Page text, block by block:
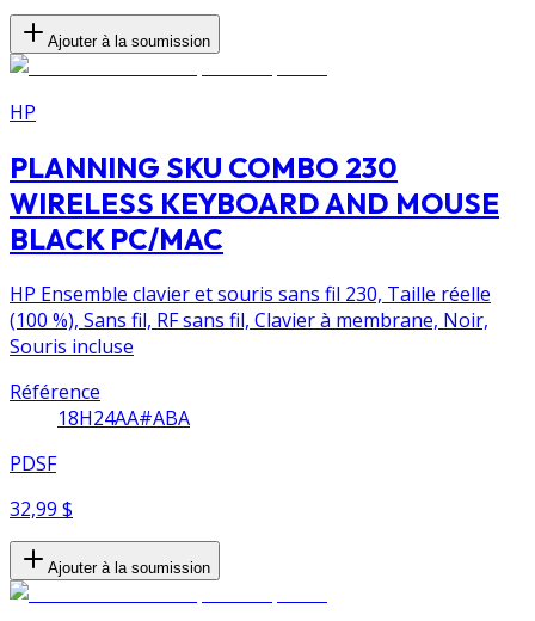
Ajouter à la soumission
HP
PLANNING SKU COMBO 230
WIRELESS KEYBOARD AND MOUSE
BLACK PC/MAC
HP Ensemble clavier et souris sans fil 230, Taille réelle
(100 %), Sans fil, RF sans fil, Clavier à membrane, Noir,
Souris incluse
Référence
18H24AA#ABA
PDSF
32,99 $
Ajouter à la soumission